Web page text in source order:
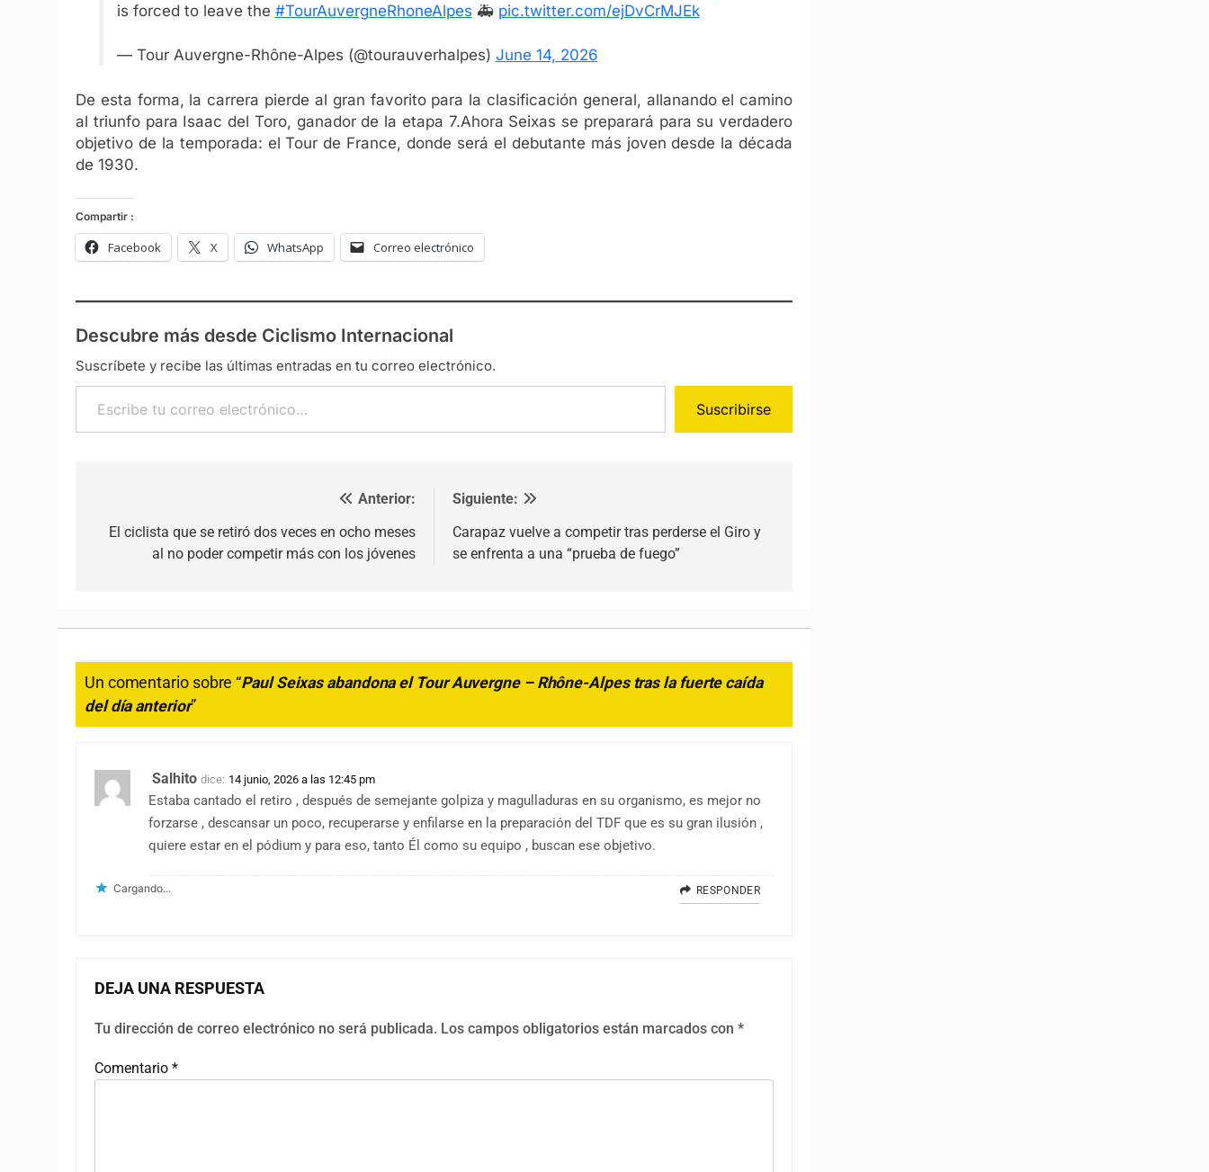
is forced to leave the #TourAuvergneRhoneAlpes 🚑 pic.twitter.com/ejDvCrMJEk
— Tour Auvergne-Rhône-Alpes (@tourauverhalpes) June 14, 2026
De esta forma, la carrera pierde al gran favorito para la clasificación general, allanando el camino
al triunfo para Isaac del Toro, ganador de la etapa 7.Ahora Seixas se preparará para su verdadero
objetivo de la temporada: el Tour de France, donde será el debutante más joven desde la década
de 1930.
Compartir :
Facebook X WhatsApp Correo electrónico
Descubre más desde Ciclismo Internacional
Suscríbete y recibe las últimas entradas en tu correo electrónico.
Escribe tu correo electrónico…
Suscribirse
Anterior:
El ciclista que se retiró dos veces en ocho meses
al no poder competir más con los jóvenes
Siguiente:
Carapaz vuelve a competir tras perderse el Giro y
se enfrenta a una “prueba de fuego”
Un comentario sobre “Paul Seixas abandona el Tour Auvergne – Rhône-Alpes tras la fuerte caída
del día anterior”
Salhito dice: 14 junio, 2026 a las 12:45 pm
Estaba cantado el retiro , después de semejante golpiza y magulladuras en su organismo, es mejor no
forzarse , descansar un poco, recuperarse y enfilarse en la preparación del TDF que es su gran ilusión ,
quiere estar en el pódium y para eso, tanto Él como su equipo , buscan ese objetivo.
Cargando... RESPONDER
DEJA UNA RESPUESTA
Tu dirección de correo electrónico no será publicada. Los campos obligatorios están marcados con *
Comentario *